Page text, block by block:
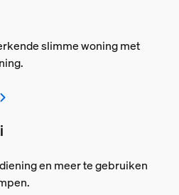
slimme woning met
en meer te gebruiken